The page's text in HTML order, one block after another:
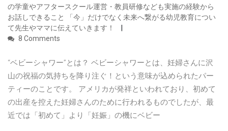
の学童やアフタースクール運営・教員研修なども実施の経験から
お話しできること 「今」だけでなく未来へ繋がる幼児教育につい
て先生やママに伝えていきます！
8 Comments
“ベビーシャワー”とは？ ベビーシャワーとは、妊婦さんに沢
山の祝福の気持ちを降り注ぐ！という意味が込められたパー
ティーのことです。 アメリカが発祥といわれており、初めて
の出産を控えた妊婦さんのために行われるものでしたが、最
近では「初めて」より「妊娠」の機にベビー